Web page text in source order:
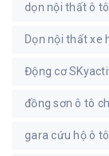
dọn nội thất ô tô
Dọn nội thất xe
Động cơ
đồng sơn ô tô
gara cứu hộ ô tô